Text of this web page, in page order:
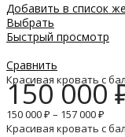
Добавить в список
Выбрать
Быстрый просмотр
Сравнить
Красивая кровать с
150 000
150 000 ₽ – 157 000 ₽
Красивая кровать с